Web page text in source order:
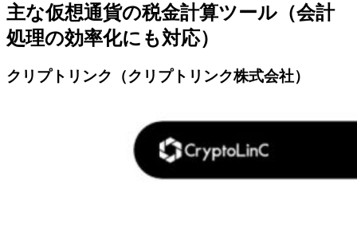
主な仮想通貨の税金計算ツール（会計
処理の効率化にも対応）
クリプトリンク（クリプトリンク株式会社）